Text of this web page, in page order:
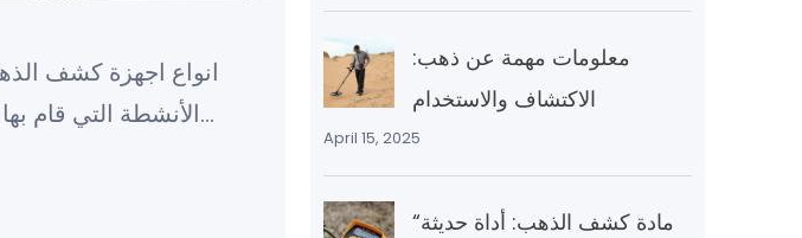
انواع اجهزة كشف
الأنشطة التي قام بها الإنسان، ومع تطور التكنولوجيا، ظهرت العديد من أجهزة كشف…
معلومات مهمة عن ذهب:
الاكتشاف والاستخدام
April 15, 2025
“مادة كشف الذهب: أداة حديثة